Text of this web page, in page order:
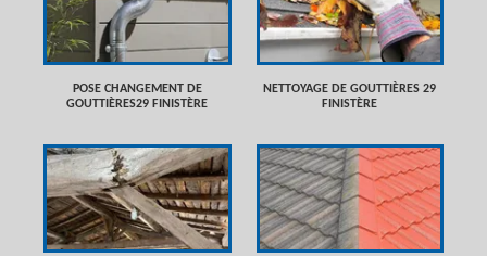
POSE CHANGEMENT DE
GOUTTIÈRES29 FINISTÈRE
NETTOYAGE DE GOUTTIÈRES 29
FINISTÈRE